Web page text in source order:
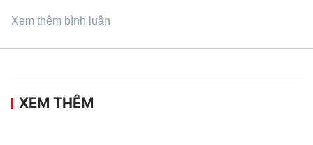
Xem thêm bình luận
XEM THÊM